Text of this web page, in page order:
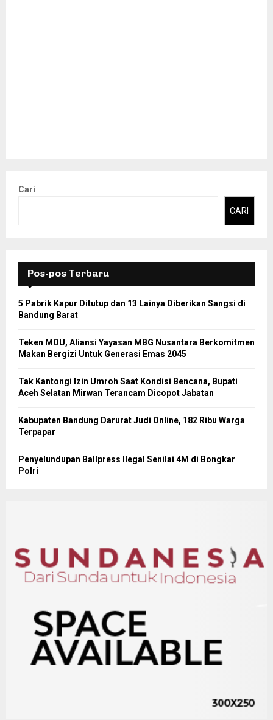
Cari
CARI
Pos-pos Terbaru
5 Pabrik Kapur Ditutup dan 13 Lainya Diberikan Sangsi di
Bandung Barat
Teken MOU, Aliansi Yayasan MBG Nusantara Berkomitmen
Makan Bergizi Untuk Generasi Emas 2045
Tak Kantongi Izin Umroh Saat Kondisi Bencana, Bupati
Aceh Selatan Mirwan Terancam Dicopot Jabatan
Kabupaten Bandung Darurat Judi Online, 182 Ribu Warga
Terpapar
Penyelundupan Ballpress Ilegal Senilai 4M di Bongkar
Polri